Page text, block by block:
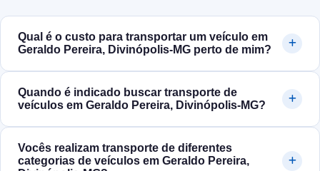
Qual é o custo para transportar um veículo em
Geraldo Pereira, Divinópolis‑MG perto de mim?
Quando é indicado buscar transporte de
veículos em Geraldo Pereira, Divinópolis‑MG?
Vocês realizam transporte de diferentes
categorias de veículos em Geraldo Pereira,